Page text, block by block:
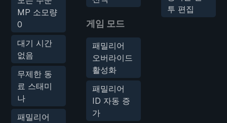
MP 소모량
0
대기 시간
없음
무제한 동
료 스태미
나
패밀리어
게임 모드
패밀리어
오버라이드
활성화
패밀리어
ID 자동 증
가
투 편집